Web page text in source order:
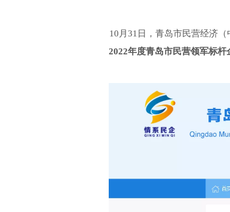
10月31日，青岛市民营经济
2022年度青岛市民营领军标杆